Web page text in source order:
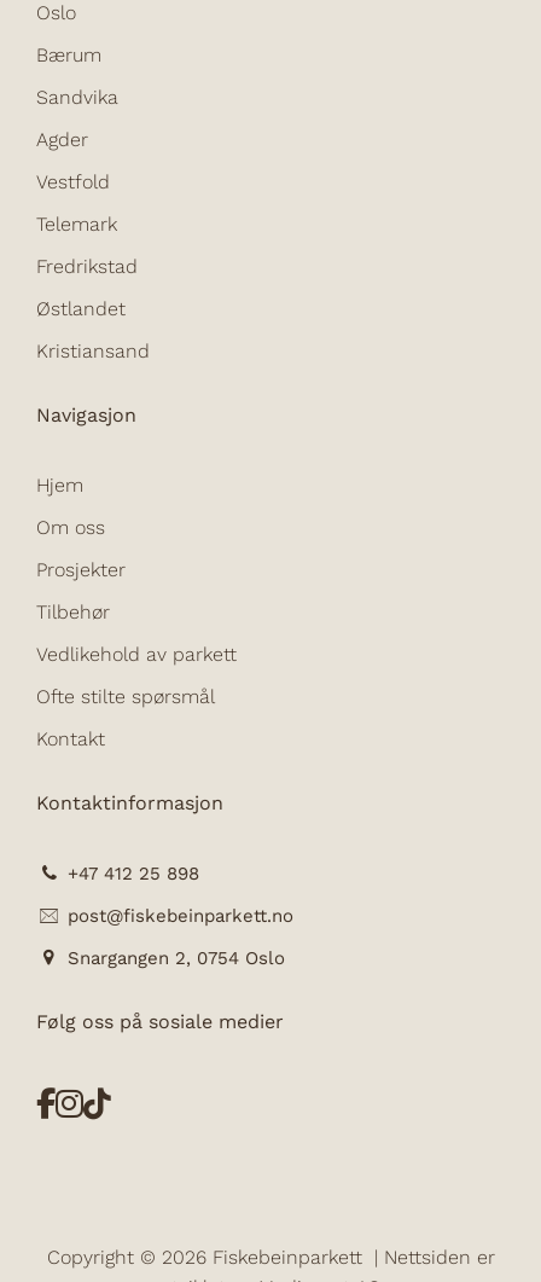
Oslo
Bærum
Sandvika
Agder
Vestfold
Telemark
Fredrikstad
Østlandet
Kristiansand
Navigasjon
Hjem
Om oss
Prosjekter
Tilbehør
Vedlikehold av parkett
Ofte stilte spørsmål
Kontakt
Kontaktinformasjon
+47 412 25 898
post@fiskebeinparkett.no
Snargangen 2, 0754 Oslo
Følg oss på sosiale medier
Copyright © 2026 Fiskebeinparkett | Nettsiden er